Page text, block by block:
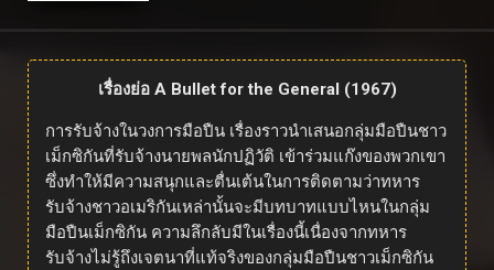
เรื่องย่อ A Bullet for the General (1967)
การรับจ้างในวงการมือปืน เรื่องราวนำเสนอกลุ่มมือปืนชาว
เม็กซิกันที่รับจ้างนายพลนักปฏิวัติ เข้าร่วมแก๊งของพวกเขา
ซึ่งทำให้มีความสนุกและตื่นเต้นในการติดตามว่าทหาร
รับจ้างชาวอเมริกันเหล่านั้นจะมีบทบาทแบบไหนในกลุ่ม
มือปืนเม็กซิกัน ความลึกลับมีในเรื่องนี้เนื่องจากทหาร
รับจ้างไม่รู้ถึงเจตนาที่แท้จริงของกลุ่มมือปืนชาวเม็กซิกัน